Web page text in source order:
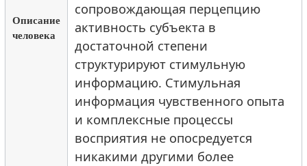
Описание
человека
сопровождающая перцепцию
активность субъекта в
достаточной степени
структурируют стимульную
информацию. Стимульная
информация чувственного опыта
и комплексные процессы
восприятия не опосредуется
никакими другими более